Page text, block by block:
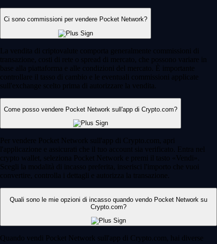
Ci sono commissioni per vendere Pocket Network?
La vendita di criptovalute comporta generalmente commissioni di
transazione, costi di rete o spread di mercato, che possono variare in
base alla piattaforma e alle condizioni del mercato. È importante
controllare il tasso di cambio e le eventuali commissioni applicate
sull'exchange scelto prima di autorizzare la vendita.
Come posso vendere Pocket Network sull'app di Crypto.com?
Per vendere Pocket Network sull'app di Crypto.com, apri
l'applicazione e assicurati che il tuo account sia verificato. Entra nel
crypto wallet, seleziona Pocket Network e premi il tasto «Vendi».
Scegli la modalità di incasso preferita, inserisci l'importo che vuoi
convertire, controlla i dettagli e autorizza la transazione.
Quali sono le mie opzioni di incasso quando vendo Pocket Network su
Crypto.com?
Quando vendi Pocket Network sull'app di Crypto.com, hai diverse